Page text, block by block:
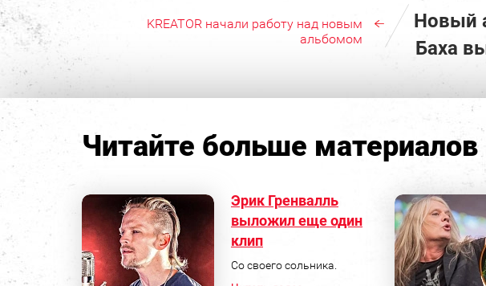
KREATOR начали работу над новым
альбомом
Новый
Баха
Читайте больше материалов
Эрик Гренвалль
выложил еще один
клип
Со своего сольника.